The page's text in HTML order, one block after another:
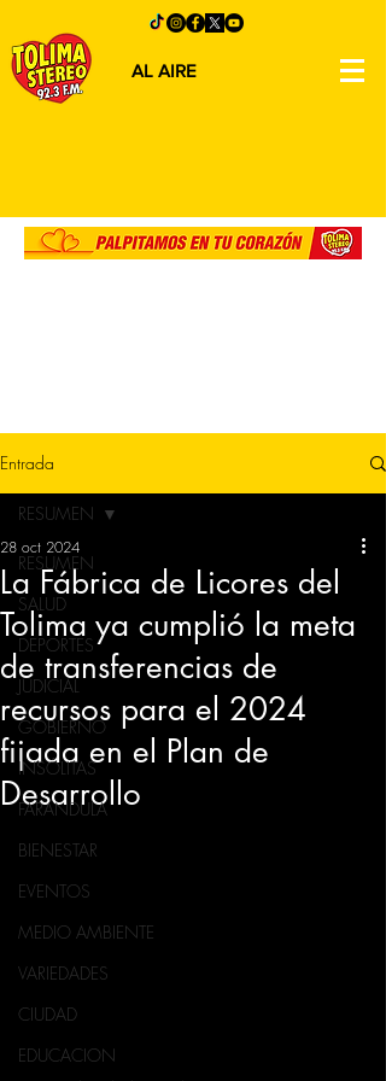
AL AIRE
Entrada
RESUMEN
SALUD
DEPORTES
JUDICIAL
GOBIERNO
INSÓLITAS
FARANDULA
BIENESTAR
EVENTOS
MEDIO AMBIENTE
VARIEDADES
CIUDAD
EDUCACION
RESUMEN
La Fábrica de Licores del
Tolima ya cumplió la meta
de transferencias de
recursos para el 2024
fijada en el Plan de
Desarrollo
28 oct 2024